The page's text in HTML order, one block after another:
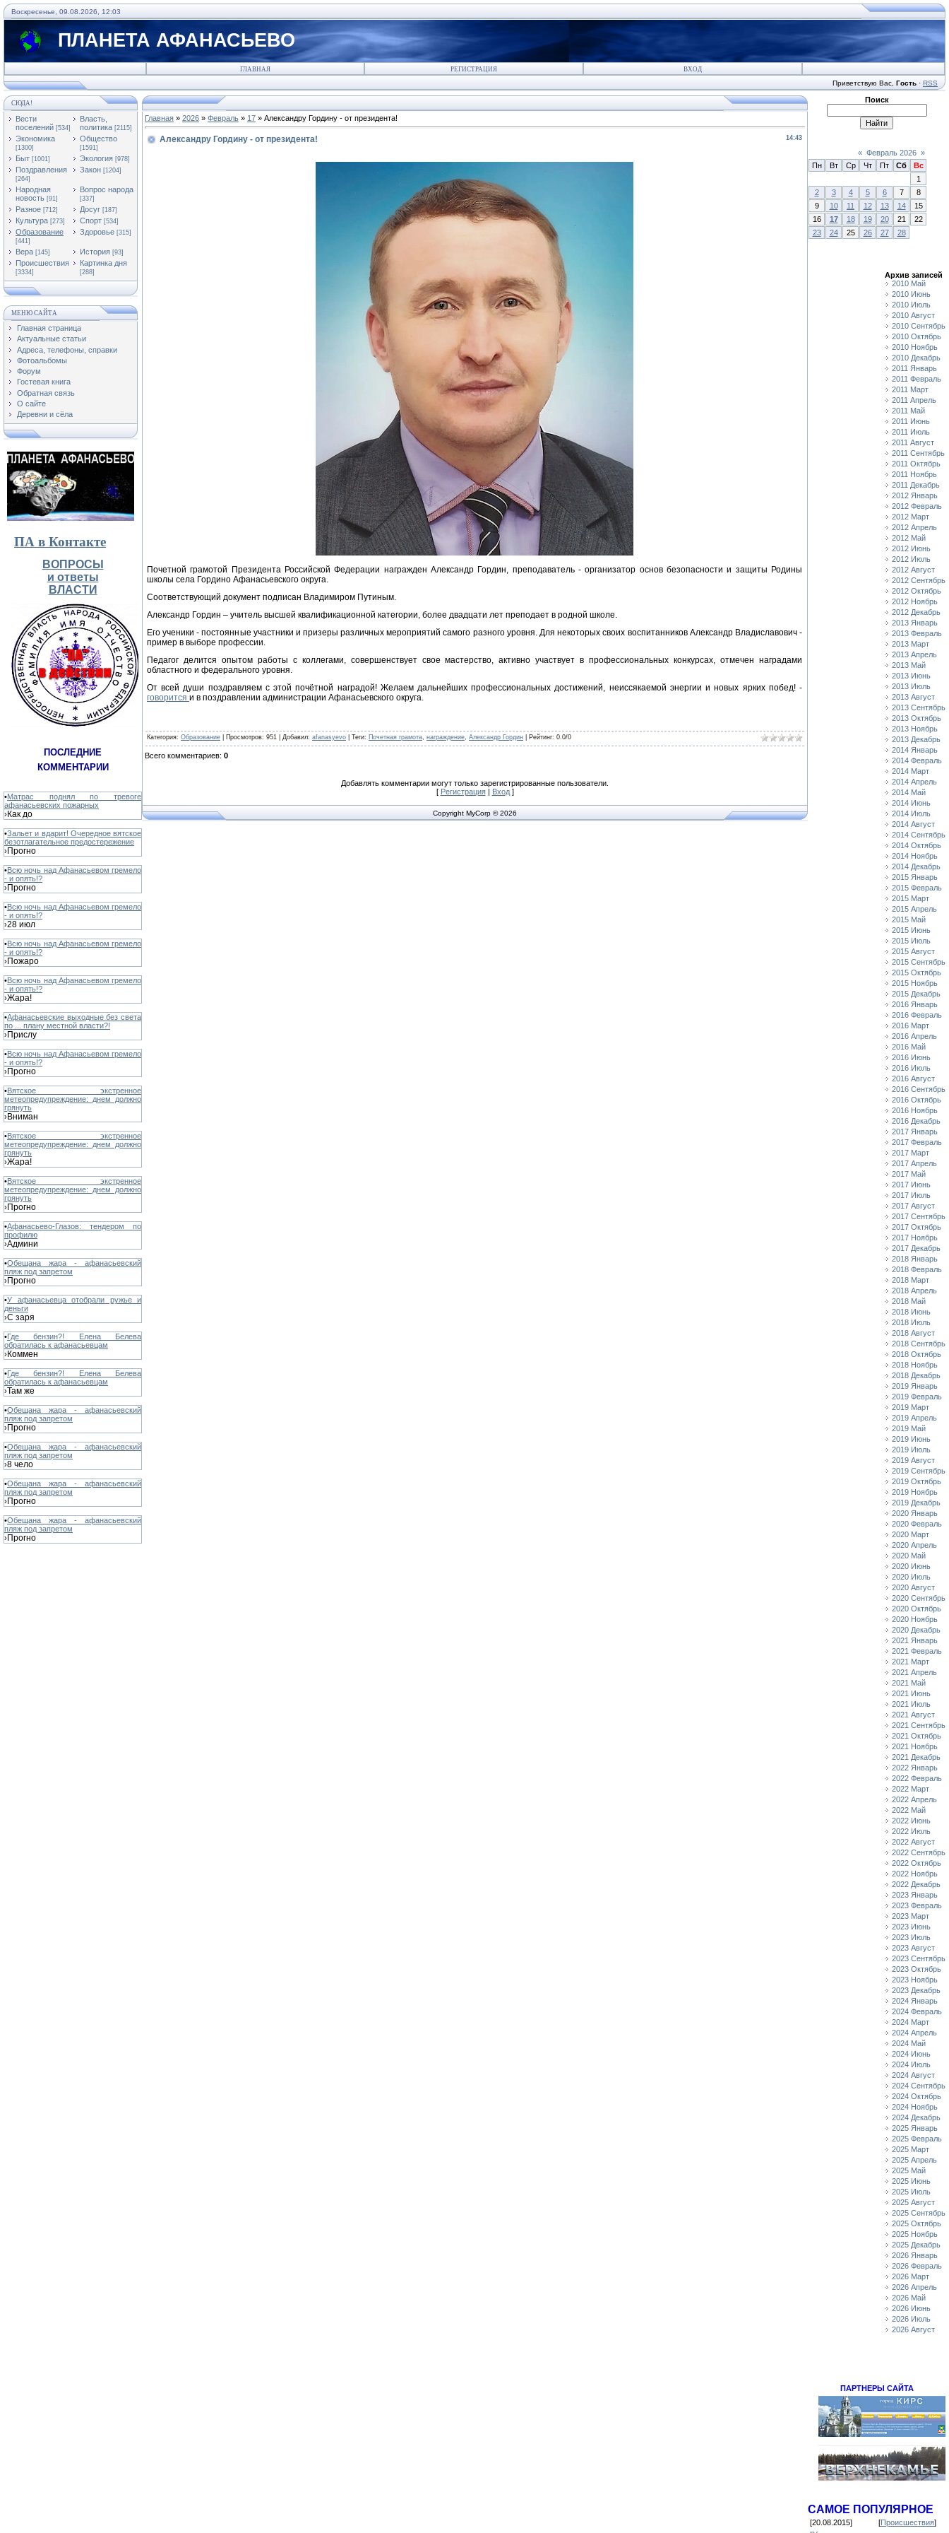
Воскресенье, 09.08.2026, 12:03
ПЛАНЕТА АФАНАСЬЕВО
ГЛАВНАЯ РЕГИСТРАЦИЯ ВХОД
Приветствую Вас Гость · RSS
СЮДА!
Вести
поселений [534]
Власть,
политика [2115]
Экономика
[1300]
Общество
[1591]
Быт [1001] Экология [978]
Поздравления
[264]
Закон [1204]
Народная
новость [91]
Вопрос народа
[337]
Разное [712] Досуг [187]
Культура [273] Спорт [534]
Образование
[441]
Здоровье [315]
Вера [145] История [93]
Происшествия
[3334]
Картинка дня
[288]
МЕНЮ САЙТА
Главная страница
Актуальные статьи
Адреса, телефоны, справки
Фотоальбомы
Форум
Гостевая книга
Обратная связь
О сайте
Деревни и сёла
ПА в Контакте
ВОПРОСЫ
и ответы
ВЛАСТИ
ПОСЛЕДНИЕ
КОММЕНТАРИИ
•Матрас поднял по тревоге
афанасьевских пожарных
›Как до
•Зальет и вдарит! Очередное вятское
безотлагательное предостережение
›Прогно
•Всю ночь над Афанасьевом гремело
- и опять!?
›Прогно
•Всю ночь над Афанасьевом гремело
- и опять!?
›28 июл
•Всю ночь над Афанасьевом гремело
- и опять!?
›Пожаро
•Всю ночь над Афанасьевом гремело
- и опять!?
›Жара!
•Афанасьевские выходные без света
по ... плану местной власти?!
›Прислу
•Всю ночь над Афанасьевом гремело
- и опять!?
›Прогно
•Вятское экстренное
метеопредупреждение: днем должно
грянуть
›Вниман
•Вятское экстренное
метеопредупреждение: днем должно
грянуть
›Жара!
•Вятское экстренное
метеопредупреждение: днем должно
грянуть
›Прогно
•Афанасьево-Глазов: тендером по
профилю
›Админи
•Обещана жара - афанасьевский
пляж под запретом
›Прогно
•У афанасьевца отобрали ружье и
деньги
›С заря
•Где бензин?! Елена Белева
обратилась к афанасьевцам
›Коммен
•Где бензин?! Елена Белева
обратилась к афанасьевцам
›Там же
•Обещана жара - афанасьевский
пляж под запретом
›Прогно
•Обещана жара - афанасьевский
пляж под запретом
›8 чело
•Обещана жара - афанасьевский
пляж под запретом
›Прогно
•Обещана жара - афанасьевский
пляж под запретом
›Прогно
Главная » 2026 » Февраль » 17 » Александру Гордину - от президента!
14:43
Александру Гордину - от президента!
Почетной грамотой Президента Российской Федерации награжден Александр Гордин, преподаватель - организатор основ безопасности и защиты Родины
школы села Гордино Афанасьевского округа.
Соответствующий документ подписан Владимиром Путиным.
Александр Гордин – учитель высшей квалификационной категории, более двадцати лет преподает в родной школе.
Его ученики - постоянные участники и призеры различных мероприятий самого разного уровня. Для некоторых своих воспитанников Александр Владиславович -
пример в выборе профессии.
Педагог делится опытом работы с коллегами, совершенствует свое мастерство, активно участвует в профессиональных конкурсах, отмечен наградами
областного и федерального уровня.
От всей души поздравляем с этой почётной наградой! Желаем дальнейших профессиональных достижений, неиссякаемой энергии и новых ярких побед! -
говорится и в поздравлении администрации Афанасьевского округа.
Категория: Образование Просмотров: 951 | Добавил: afanasyevo Теги: Почетная грамота, награждение, Александр Гордин Рейтинг: 0.0/0
Всего комментариев: 0
Добавлять комментарии могут только зарегистрированные пользователи.
[ Регистрация| Вход]
Copyright MyCorp © 2026
Поиск
« Февраль 2026 »
Пн
Вт Ср Чт Пт Сб
Вс
1
2
3 4 5 6 7
8
9
10 11 12 13 14
15
16
17 18 19 20 21
22
23
24 25 26 27 28
Архив записей
2010 Май
2010 Июнь
2010 Июль
2010 Август
2010 Сентябрь
2010 Октябрь
2010 Ноябрь
2010 Декабрь
2011 Январь
2011 Февраль
2011 Март
2011 Апрель
2011 Май
2011 Июнь
2011 Июль
2011 Август
2011 Сентябрь
2011 Октябрь
2011 Ноябрь
2011 Декабрь
2012 Январь
2012 Февраль
2012 Март
2012 Апрель
2012 Май
2012 Июнь
2012 Июль
2012 Август
2012 Сентябрь
2012 Октябрь
2012 Ноябрь
2012 Декабрь
2013 Январь
2013 Февраль
2013 Март
2013 Апрель
2013 Май
2013 Июнь
2013 Июль
2013 Август
2013 Сентябрь
2013 Октябрь
2013 Ноябрь
2013 Декабрь
2014 Январь
2014 Февраль
2014 Март
2014 Апрель
2014 Май
2014 Июнь
2014 Июль
2014 Август
2014 Сентябрь
2014 Октябрь
2014 Ноябрь
2014 Декабрь
2015 Январь
2015 Февраль
2015 Март
2015 Апрель
2015 Май
2015 Июнь
2015 Июль
2015 Август
2015 Сентябрь
2015 Октябрь
2015 Ноябрь
2015 Декабрь
2016 Январь
2016 Февраль
2016 Март
2016 Апрель
2016 Май
2016 Июнь
2016 Июль
2016 Август
2016 Сентябрь
2016 Октябрь
2016 Ноябрь
2016 Декабрь
2017 Январь
2017 Февраль
2017 Март
2017 Апрель
2017 Май
2017 Июнь
2017 Июль
2017 Август
2017 Сентябрь
2017 Октябрь
2017 Ноябрь
2017 Декабрь
2018 Январь
2018 Февраль
2018 Март
2018 Апрель
2018 Май
2018 Июнь
2018 Июль
2018 Август
2018 Сентябрь
2018 Октябрь
2018 Ноябрь
2018 Декабрь
2019 Январь
2019 Февраль
2019 Март
2019 Апрель
2019 Май
2019 Июнь
2019 Июль
2019 Август
2019 Сентябрь
2019 Октябрь
2019 Ноябрь
2019 Декабрь
2020 Январь
2020 Февраль
2020 Март
2020 Апрель
2020 Май
2020 Июнь
2020 Июль
2020 Август
2020 Сентябрь
2020 Октябрь
2020 Ноябрь
2020 Декабрь
2021 Январь
2021 Февраль
2021 Март
2021 Апрель
2021 Май
2021 Июнь
2021 Июль
2021 Август
2021 Сентябрь
2021 Октябрь
2021 Ноябрь
2021 Декабрь
2022 Январь
2022 Февраль
2022 Март
2022 Апрель
2022 Май
2022 Июнь
2022 Июль
2022 Август
2022 Сентябрь
2022 Октябрь
2022 Ноябрь
2022 Декабрь
2023 Январь
2023 Февраль
2023 Март
2023 Июнь
2023 Июль
2023 Август
2023 Сентябрь
2023 Октябрь
2023 Ноябрь
2023 Декабрь
2024 Январь
2024 Февраль
2024 Март
2024 Апрель
2024 Май
2024 Июнь
2024 Июль
2024 Август
2024 Сентябрь
2024 Октябрь
2024 Ноябрь
2024 Декабрь
2025 Январь
2025 Февраль
2025 Март
2025 Апрель
2025 Май
2025 Июнь
2025 Июль
2025 Август
2025 Сентябрь
2025 Октябрь
2025 Ноябрь
2025 Декабрь
2026 Январь
2026 Февраль
2026 Март
2026 Апрель
2026 Май
2026 Июнь
2026 Июль
2026 Август
ПАРТНЕРЫ САЙТА
САМОЕ ПОПУЛЯРНОЕ
[20.08.2015] [Происшествия]